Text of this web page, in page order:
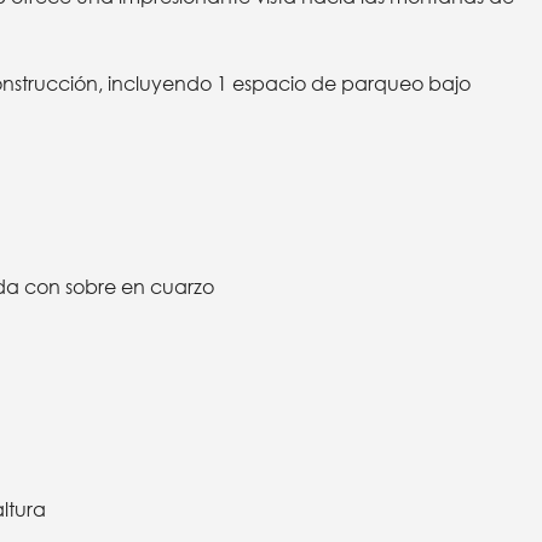
incluyendo 1 espacio de parqueo bajo
con sobre en cuarzo